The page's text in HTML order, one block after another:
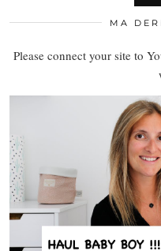
MA
Please connect your site to